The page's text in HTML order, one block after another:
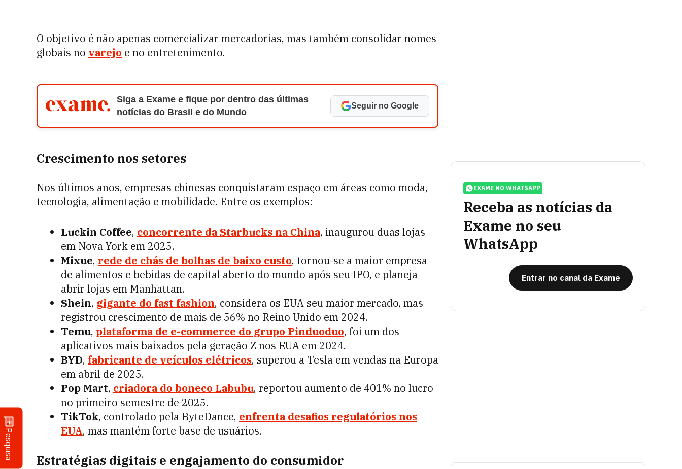
Pesquisa
O objetivo é não apenas comercializar mercadorias, mas também consolidar nomes
globais no varejo e no entretenimento.
Siga a Exame e fique por dentro das últimas
notícias do Brasil e do Mundo
Seguir no Google
Crescimento nos setores
Nos últimos anos, empresas chinesas conquistaram espaço em áreas como moda,
tecnologia, alimentação e mobilidade. Entre os exemplos:
Luckin Coffee, concorrente da Starbucks na China, inaugurou duas lojas
em Nova York em 2025.
Mixue, rede de chás de bolhas de baixo custo, tornou-se a maior empresa
de alimentos e bebidas de capital aberto do mundo após seu IPO, e planeja
abrir lojas em Manhattan.
Shein, gigante do fast fashion, considera os EUA seu maior mercado, mas
registrou crescimento de mais de 56% no Reino Unido em 2024.
Temu, plataforma de e-commerce do grupo Pinduoduo, foi um dos
aplicativos mais baixados pela geração Z nos EUA em 2024.
BYD, fabricante de veículos elétricos, superou a Tesla em vendas na Europa
em abril de 2025.
Pop Mart, criadora do boneco Labubu, reportou aumento de 401% no lucro
no primeiro semestre de 2025.
TikTok, controlado pela ByteDance, enfrenta desafios regulatórios nos
EUA, mas mantém forte base de usuários.
Estratégias digitais e engajamento do consumidor
EXAME NO WHATSAPP
Receba as notícias da
Exame no seu
WhatsApp
Entrar no canal da Exame